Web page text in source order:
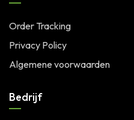
Order Tracking
Privacy Policy
Algemene voorwaarden
Bedrijf